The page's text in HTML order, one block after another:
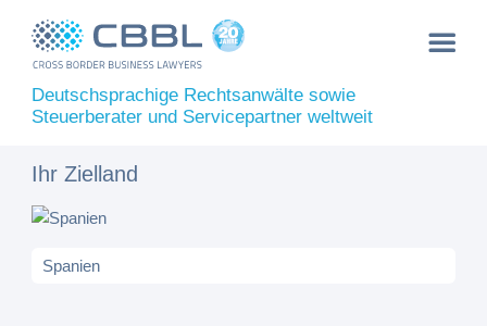
Deutschsprachige Rechtsanwälte sowie
Steuerberater und Servicepartner weltweit
Ihr Zielland